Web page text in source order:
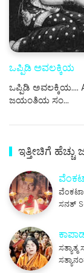
ಒಪ್ಪಿಡಿ ಅವಲಕ್ಕಿಯ
ಒಪ್ಪಿಡಿ ಅವಲಕ್ಕಿಯ....
ಜಯಂತಿಯ ಸಂ…
ಇತ್ತೀಚಿಗೆ ಹೆಚ್ಚು
ಸನತ್